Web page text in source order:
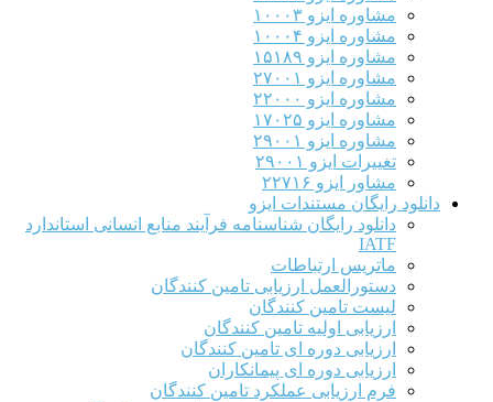
مشاوره ایزو ۱۰۰۰۳
مشاوره ایزو ۱۰۰۰۴
مشاوره ایزو ۱۵۱۸۹
مشاوره ایزو ۲۷۰۰۱
مشاوره ایزو ۲۲۰۰۰
مشاوره ایزو ۱۷۰۲۵
مشاوره ایزو ۲۹۰۰۱
تغییرات ایزو ۲۹۰۰۱
مشاور ایزو ۲۲۷۱۶
دانلود رایگان مستندات ایزو
دانلود رایگان شناسنامه فرآیند منابع انسانی استاندارد
IATF
ماتریس ارتباطات
دستورالعمل ارزیابی تامین کنندگان
لیست تامین کنندگان
ارزیابی اولیه تامین کنندگان
ارزیابی دوره ای تامین کنندگان
ارزیابی دوره ای پیمانکاران
فرم ارزيابی عملکرد تامین کنندگان